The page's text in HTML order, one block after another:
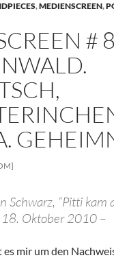
,MEDIENSCREEN,
#
Schwarz, “Pitti kam
18. Oktober 2010 –
mir um den